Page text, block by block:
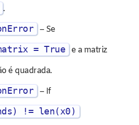
.
– Se
= True
e a matriz
é quadrada.
– If
!= len(x0)